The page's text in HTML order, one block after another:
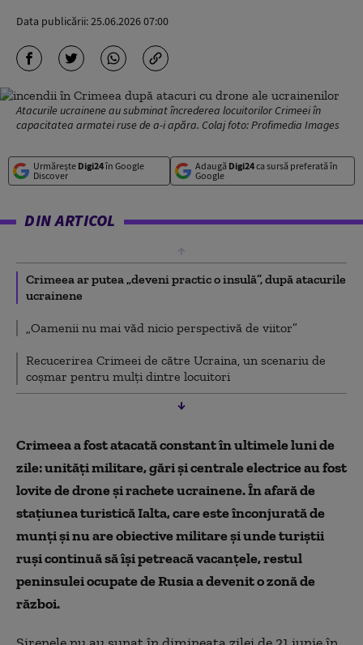
Data publicării:25.06.2026 07:00
Atacurile ucrainene au subminat încrederea locuitorilor Crimeei în
capacitatea armatei ruse de a-i apăra. Colaj foto: Profimedia Images
Urmărește Digi24în Google
Discover
Adaugă Digi24ca sursă preferată în
Google
DIN ARTICOL
Crimeea ar putea „deveni practic o insulă”, după atacurile
ucrainene
„Oamenii nu mai văd nicio perspectivă de viitor”
Recucerirea Crimeei de către Ucraina, un scenariu de
coșmar pentru mulți dintre locuitori
Crimeea a fost atacată constant în ultimele luni de
zile: unități militare, gări și centrale electrice au fost
lovite de drone și rachete ucrainene. În afară de
stațiunea turistică Ialta, care este înconjurată de
munți și nu are obiective militare și unde turiștii
ruși continuă să își petreacă vacanțele, restul
peninsulei ocupate de Rusia a devenit o zonă de
război.